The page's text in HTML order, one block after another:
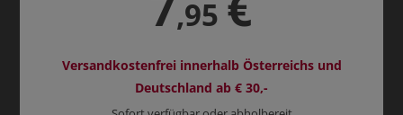
,95
Versandkostenfrei innerhalb Österreichs und
Deutschland ab € 30,-